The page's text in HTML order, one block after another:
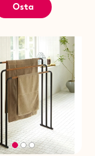
Osta